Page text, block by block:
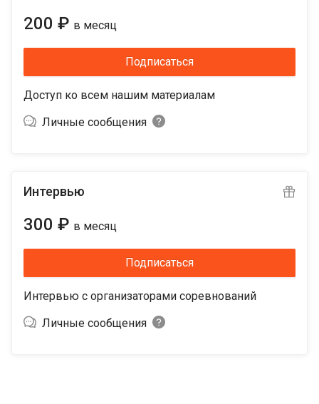
200 ₽ в месяц
Подписаться
Доступ ко всем нашим материалам
Личные сообщения
Интервью
300 ₽ в месяц
Подписаться
Интервью с организаторами соревнований
Личные сообщения